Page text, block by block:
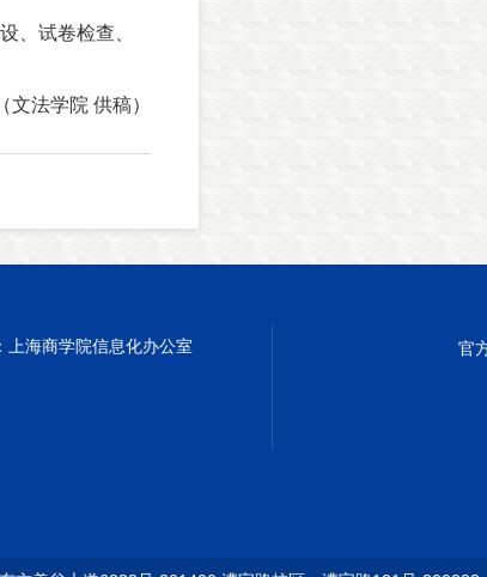
、试卷检查、
（文法学院 供稿）
上海商学院信息化办公室 官